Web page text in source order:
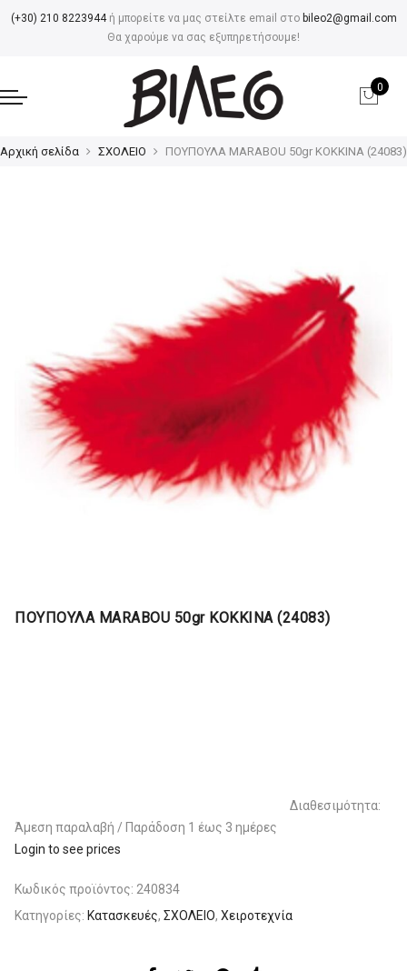
(+30) 210 8223944ή μπορείτε να μας στείλτε email στο bileo2@gmail.com
Θα χαρούμε να σας εξυπηρετήσουμε!
0
Αρχική σελίδα ΣΧΟΛΕΙΟ ΠΟΥΠΟΥΛΑ MARABOU 50gr ΚΟΚΚΙΝΑ (24083)
ΠΟΥΠΟΥΛΑ MARABOU 50gr ΚΟΚΚΙΝΑ (24083)
Διαθεσιμότητα:
Άμεση παραλαβή / Παράδoση 1 έως 3 ημέρες
Login to see prices
Κωδικός προϊόντος: 240834
Κατηγορίες: Κατασκευές, ΣΧΟΛΕΙΟ, Χειροτεχνία